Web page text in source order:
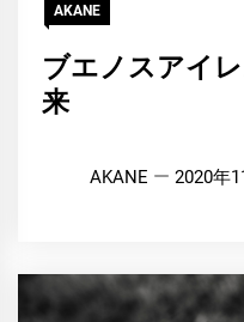
AKANE
ブエノスアイ
来
AKANE 2020年